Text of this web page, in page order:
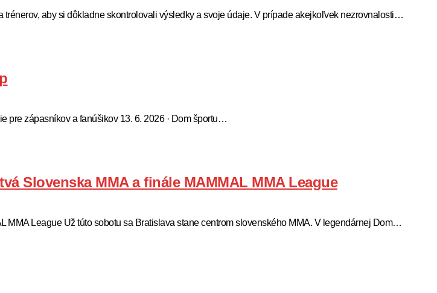
aby si dôkladne skontrolovali výsledky a svoje údaje. V prípade akejkoľvek nezrovnalosti…
pre zápasníkov a fanúšikov 13. 6. 2026 · Dom športu…
Slovenska MMA a finále MAMMAL MMA League
League Už túto sobotu sa Bratislava stane centrom slovenského MMA. V legendárnej Dom…